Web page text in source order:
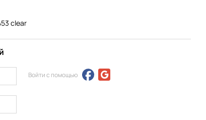
clear
Войти с помощью